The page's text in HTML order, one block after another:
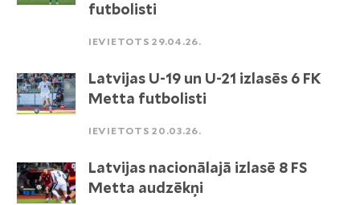
futbolisti
IEVIETOTS 29.04.26.
Latvijas U-19 un U-21 izlasēs 6 FK
Metta futbolisti
IEVIETOTS 20.03.26.
Latvijas nacionālajā izlasē 8 FS
Metta audzēkņi